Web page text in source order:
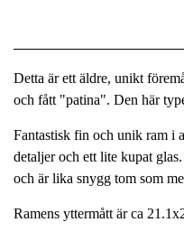
Detta är ett äldre, unikt
och fått "patina". Den här
Fantastisk fin och unik ram i
detaljer och ett lite kupat
och är lika snygg tom som
Ramens yttermått är ca